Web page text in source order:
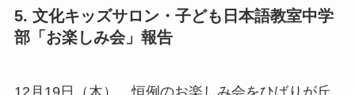
5. 文化キッズサロン・子ども日本語教室中学
部「お楽しみ会」報告